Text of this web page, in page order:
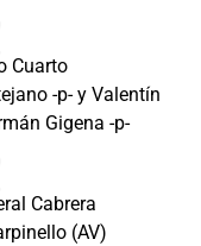
Cuarto
-p- y Valentín
Gigena -p-
Cabrera
(AV)